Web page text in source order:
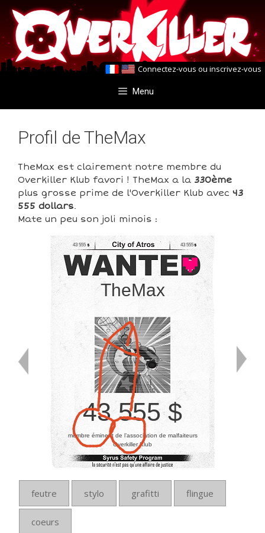
Aller
au
contenu
Aller
au
contenu
Connectez-vous ou inscrivez-vous
Menu
Profil de TheMax
TheMax est clairement notre membre du
Overkiller Klub favori ! TheMax a la 330ème
plus grosse prime de l'Overkiller Klub avec 43
555 dollars.
Mate un peu son joli minois :
43 555
TheMax
43 555
43 555 $
membre éminent de l’association de malfaiteurs
Overkiller Klub
feutre stylo grafitti flingue
coeurs